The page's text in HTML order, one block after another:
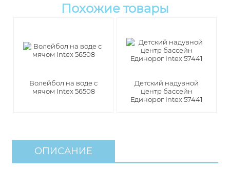
Похожие товары
Волейбол на воде с
мячом Intex 56508
Детский надувной
центр бассейн
Единорог Intex 57441
ОПИСАНИЕ